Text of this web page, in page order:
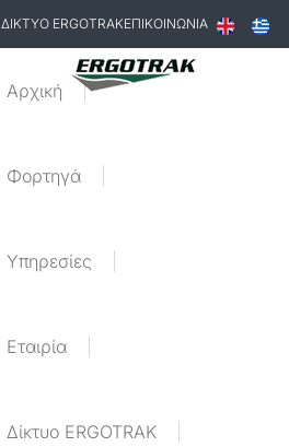
ΔΙΚΤΥΟ ERGOTRAKΕΠΙΚΟΙΝΩΝΙΑ
Αρχική
Φορτηγά
Υπηρεσίες
Εταιρία
Δίκτυο ERGOTRAK